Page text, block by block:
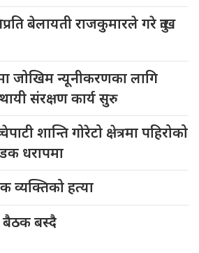
बेलायती राजकुमारले गरे दुःख
जोखिम न्यूनीकरणका लागि
संरक्षण कार्य सुरु
शान्ति गोरेटो क्षेत्रमा पहिरोको
धरापमा
व्यक्तिको हत्या
बैठक बस्दै